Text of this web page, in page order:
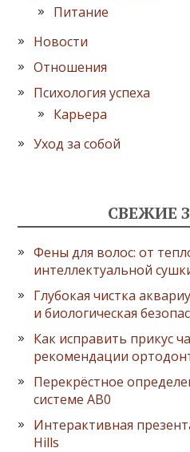
Питание
Новости
Отношения
Психология успеха
Карьера
Уход за собой
СВЕЖИЕ
Фены для волос: от
интеллектуальной
Глубокая чистка
и биологическая
Как исправить прикус
рекомендации
Перекрёстное
системе AB0
Интерактивная
Hills